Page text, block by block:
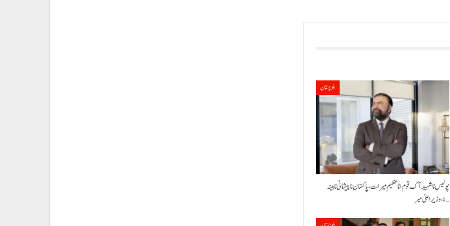
بلوچستان
پولیس نا شہید آک قوم انا عظیم میرات، پاکستان نا پیشانی نا بینہ
ءُ،وزیراعلیٰ میر…